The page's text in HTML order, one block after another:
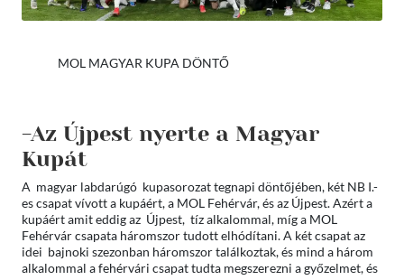
MOL MAGYAR KUPA DÖNTŐ
-Az Újpest nyerte a Magyar
Kupát
A magyar labdarúgó kupasorozat tegnapi döntőjében, két NB I.-
es csapat vívott a kupáért, a MOL Fehérvár, és az Újpest. Azért a
kupáért amit eddig az Újpest, tíz alkalommal, míg a MOL
Fehérvár csapata háromszor tudott elhódítani. A két csapat az
idei bajnoki szezonban háromszor találkoztak, és mind a három
alkalommal a fehérvári csapat tudta megszerezni a győzelmet, és